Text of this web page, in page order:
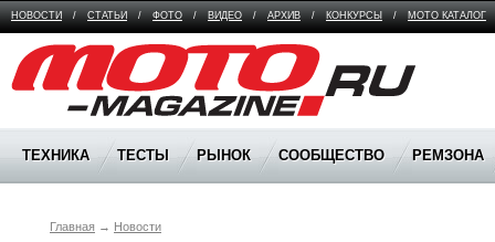
НОВОСТИ / СТАТЬИ / ФОТО / ВИДЕО / АРХИВ / КОНКУРСЫ / МОТО КАТАЛОГ
Moto Magazine
ТЕХНИКА ТЕСТЫ РЫНОК СООБЩЕСТВО РЕМЗОНА
Главная → Новости